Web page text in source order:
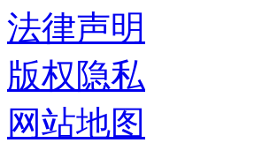
法律声明
版权隐私
网站地图